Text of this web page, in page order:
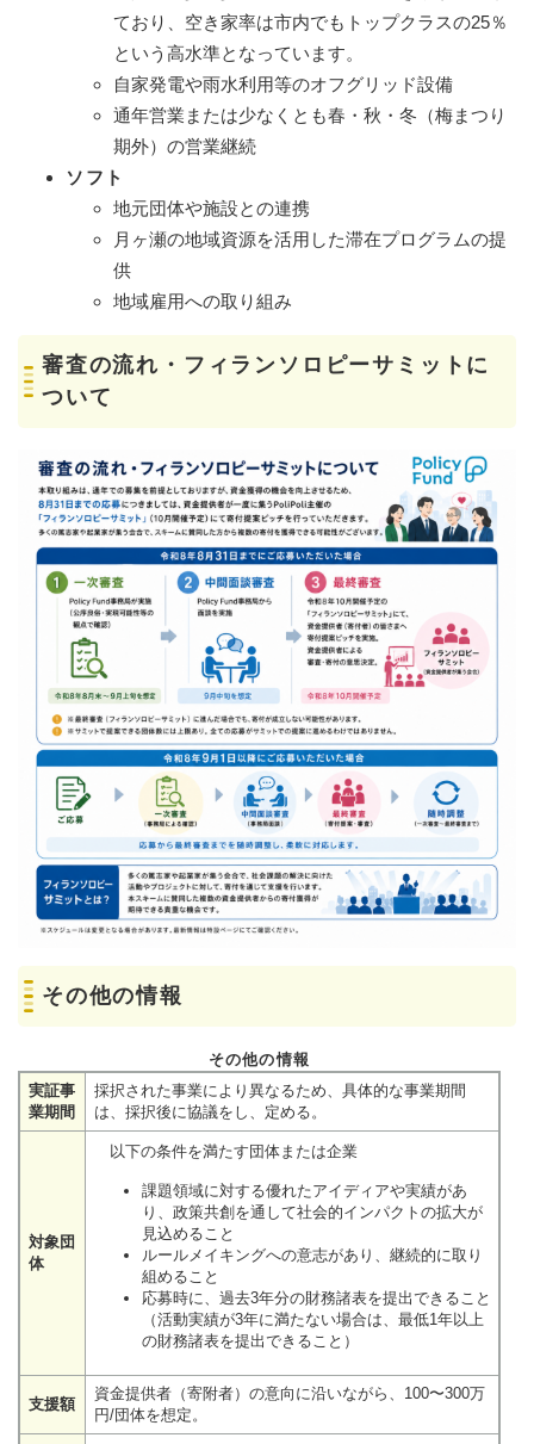
ており、空き家率は市内でもトップクラスの25％
という高水準となっています。
自家発電や雨水利用等のオフグリッド設備
通年営業または少なくとも春・秋・冬（梅まつり
期外）の営業継続
ソフト
地元団体や施設との連携
月ヶ瀬の地域資源を活用した滞在プログラムの提
供
地域雇用への取り組み​
審査の流れ・フィランソロピーサミットに
ついて
その他の情報
その他の情報
実証事
業期間
採択された事業により異なるため、具体的な事業期間
は、採択後に協議をし、定める。
対象団
体
以下の条件を満たす団体または企業
課題領域に対する優れたアイディアや実績があ
り、政策共創を通して社会的インパクトの拡大が
見込めること
ルールメイキングへの意志があり、継続的に取り
組めること
応募時に、過去3年分の財務諸表を提出できること
（活動実績が3年に満たない場合は、最低1年以上
の財務諸表を提出できること）
支援額
資金提供者（寄附者）の意向に沿いながら、100〜300万
円/団体を想定。